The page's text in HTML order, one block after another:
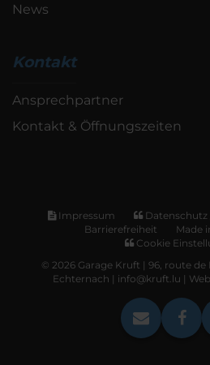
News
Kontakt
Ansprechpartner
Kontakt & Öffnungszeiten
Impressum Datenschutz
Barrierefreiheit
Made
Cookie
© 2026 Garage Kruft | 96, route
Echternach | info@kruft.lu |